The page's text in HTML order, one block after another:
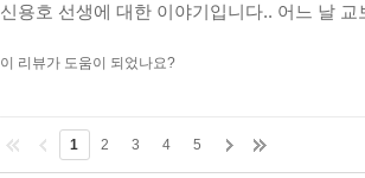
신용호 선생에 대한 이야기입니다.. 어느 날
이 리뷰가 도움이 되었나요?
1 2 3 4 5